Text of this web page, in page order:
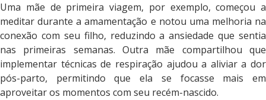
Uma mãe de primeira viagem, por exemplo, começou a
meditar durante a amamentação e notou uma melhoria na
conexão com seu filho, reduzindo a ansiedade que sentia
nas primeiras semanas. Outra mãe compartilhou que
implementar técnicas de respiração ajudou a aliviar a dor
pós-parto, permitindo que ela se focasse mais em
aproveitar os momentos com seu recém-nascido.